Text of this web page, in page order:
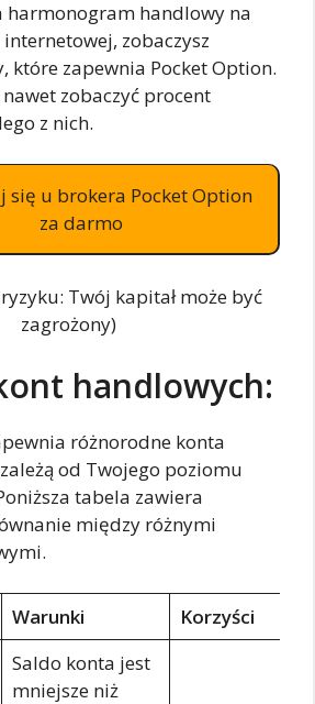
harmonogram handlowy na
zobaczysz
które zapewnia Pocket Option.
zobaczyć procent
z nich.
się u brokera Pocket Option
za darmo
Twój kapitał może być
zagrożony)
handlowych:
różnorodne konta
od Twojego poziomu
tabela zawiera
między różnymi
Warunki Korzyści
Saldo konta jest
mniejsze niż